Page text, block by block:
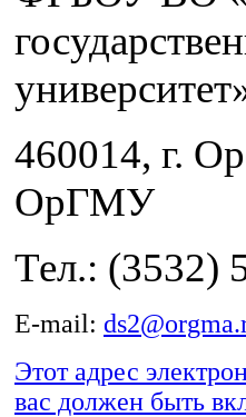
460014, г.
ОрГМУ
Тел.: (3532)
E-mail:
Этот адрес
вас должен быть